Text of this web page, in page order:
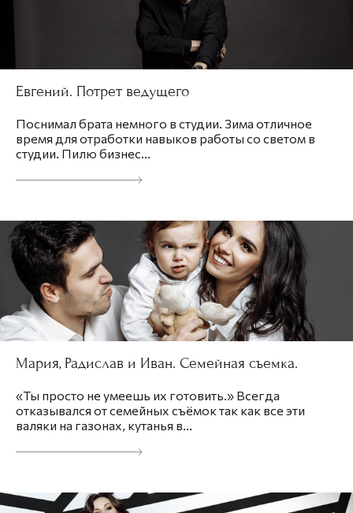
Евгений. Потрет ведущего
Поснимал брата немного в студии. Зима отличное
время для отработки навыков работы со светом в
студии. Пилю бизнес...
Мария, Радислав и Иван. Семейная съемка.
«Ты просто не умеешь их готовить.» Всегда
отказывался от семейных съёмок так как все эти
валяки на газонах, кутанья в...